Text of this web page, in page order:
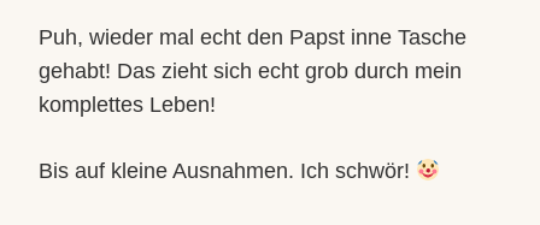
Puh, wieder mal echt den Papst inne Tasche
gehabt! Das zieht sich echt grob durch mein
komplettes Leben!
Bis auf kleine Ausnahmen. Ich schwör!